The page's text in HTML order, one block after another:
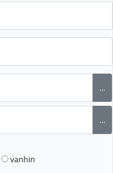
...
...
vanhin